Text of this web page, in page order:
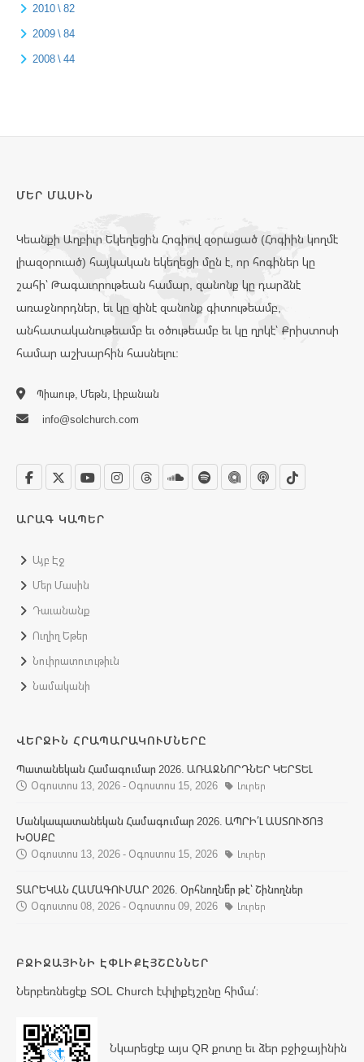
2010 \ 82
2009 \ 84
2008 \ 44
ՄԵՐ ՄԱՍԻՆ
Կեանքի Աղբիւր Եկեղեցին Հոգիով զօրացած (Հոգիին կողմէ
լիազօրուած) հայկական եկեղեցի մըն է, որ հոգիներ կը
շահի՝ Թագաւորութեան համար, զանոնք կը դարձնէ
առաջնորդներ, եւ կը զինէ զանոնք գիտութեամբ,
անհատականութեամբ եւ օծութեամբ եւ կը ղրկէ՝ Քրիստոսի
համար աշխարհին հասնելու:
Պիաութ, Մեթն, Լիբանան
info@solchurch.com
ԱՐԱԳ ԿԱՊԵՐ
Այբ Էջ
Մեր Մասին
Դաւանանք
Ուղիղ Եթեր
Նուիրատուութիւն
Նամականի
ՎԵՐՋԻՆ ՀՐԱՊԱՐԱԿՈՒՄՆԵՐԸ
Պատանեկան Համագումար 2026. ԱՌԱՋՆՈՐԴՆԵՐ ԿԵՐՏԵԼ
Օգոստոս 13, 2026 - Օգոստոս 15, 2026
Լուրեր
Մանկապատանեկան Համագումար 2026. ԱՊՐԻ՛Լ ԱՍՏՈՒԾՈՅ
ԽՕՍՔԸ
Օգոստոս 13, 2026 - Օգոստոս 15, 2026
Լուրեր
ՏԱՐԵԿԱՆ ՀԱՄԱԳՈՒՄԱՐ 2026. Օրհնողնե՞ր թէ՝ Շինողներ
Օգոստոս 08, 2026 - Օգոստոս 09, 2026
Լուրեր
ԲՋԻՋԱՅԻՆԻ ԷՓԼԻՔԷՅՇԸՆՆԵՐ
Ներբեռնեցէք SOL Church էփլիքէյշընը հիմա՛։
Նկարեցէք այս QR քոտը եւ ձեր բջիջայինին